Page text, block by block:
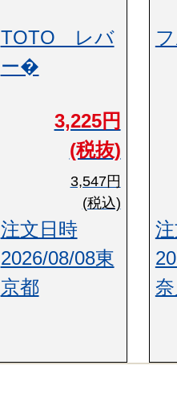
TOTO レバ
ー�
3,225円
(税抜)
3,547円
(税込)
注文日時
2026/08/08東
京都